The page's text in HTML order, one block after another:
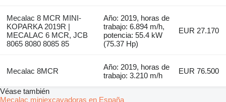
Mecalac 8 MCR MINI-
KOPARKA 2019R |
MECALAC 6 MCR, JCB
8065 8080 8085 85
Año: 2019, horas de
trabajo: 6.894 m/h,
potencia: 55.4 kW
(75.37 Hp)
EUR 27.170
Mecalac 8MCR
Año: 2019, horas de
trabajo: 3.210 m/h
EUR 76.500
Véase también
Mecalac miniexcavadoras en España